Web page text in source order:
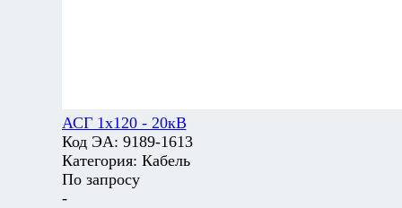
АСГ 1х120 - 20кВ
Код ЭА: 9189-1613
Категория: Кабель
По запросу
-